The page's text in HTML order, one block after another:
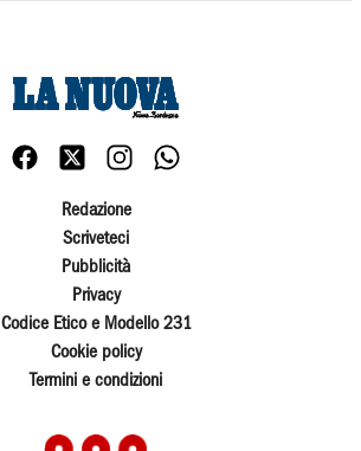
Redazione
Scriveteci
Pubblicità
Privacy
Codice Etico e Modello 231
Cookie policy
Termini e condizioni